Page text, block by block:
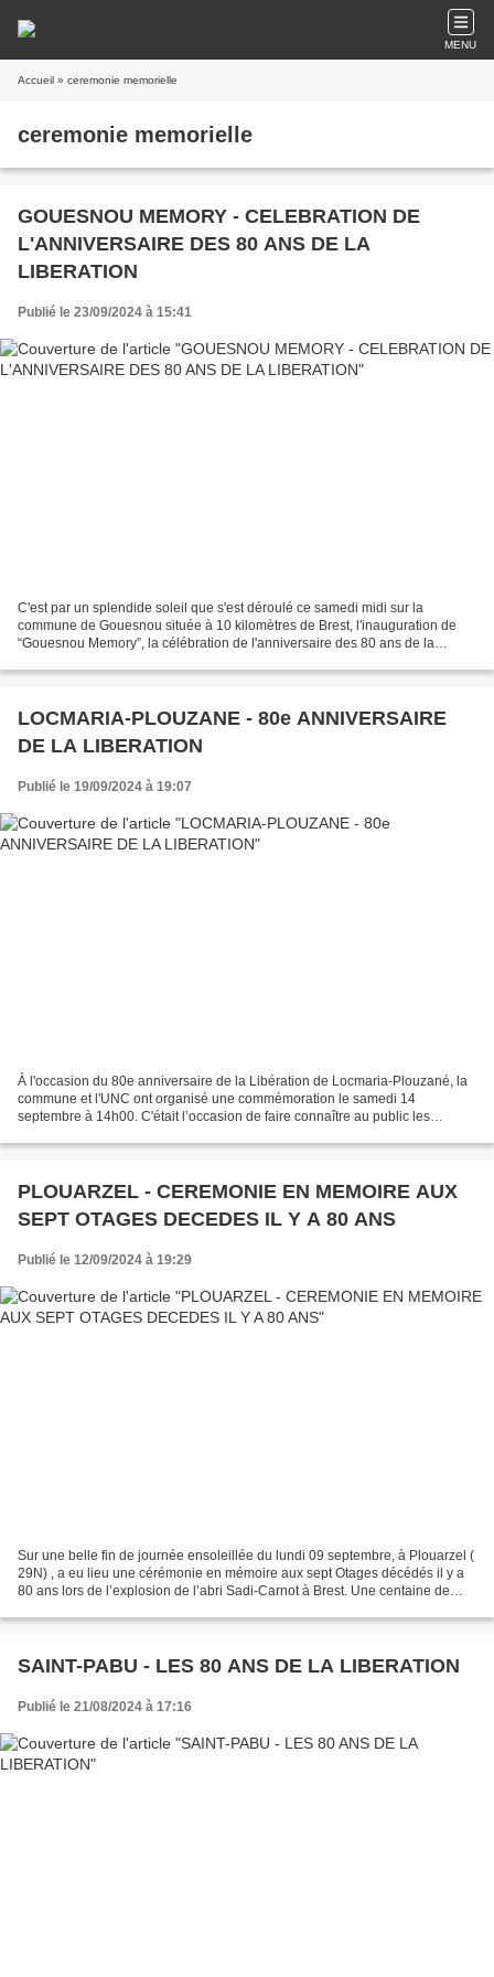
MENU
Accueil » ceremonie memorielle
ceremonie memorielle
GOUESNOU MEMORY - CELEBRATION DE
L'ANNIVERSAIRE DES 80 ANS DE LA
LIBERATION
Publié le 23/09/2024 à 15:41
C'est par un splendide soleil que s'est déroulé ce samedi midi sur la
commune de Gouesnou située à 10 kilomètres de Brest, l'inauguration de
“Gouesnou Memory”, la célébration de l'anniversaire des 80 ans de la
LOCMARIA-PLOUZANE - 80e ANNIVERSAIRE
DE LA LIBERATION
Publié le 19/09/2024 à 19:07
À l'occasion du 80e anniversaire de la Libération de Locmaria-Plouzané, la
commune et l'UNC ont organisé une commémoration le samedi 14
septembre à 14h00. C'était l’occasion de faire connaître au public les
PLOUARZEL - CEREMONIE EN MEMOIRE AUX
SEPT OTAGES DECEDES IL Y A 80 ANS
Publié le 12/09/2024 à 19:29
Sur une belle fin de journée ensoleillée du lundi 09 septembre, à Plouarzel (
29N) , a eu lieu une cérémonie en mémoire aux sept Otages décédés il y a
80 ans lors de l’explosion de l’abri Sadi-Carnot à Brest. Une centaine de
SAINT-PABU - LES 80 ANS DE LA LIBERATION
Publié le 21/08/2024 à 17:16